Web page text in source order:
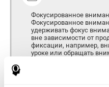
Фокусированное
Фокусированное
удерживать фокус
вне зависимости от
фиксации, например,
уроке или обращать
становится сложнее